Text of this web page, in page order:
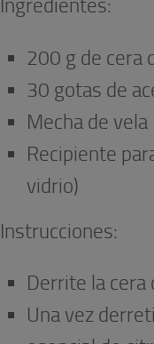
Ingredientes:
200 g de cera
30 gotas de
Mecha de vela
Recipiente
vidrio)
Instrucciones:
Derrite la cera
Una vez